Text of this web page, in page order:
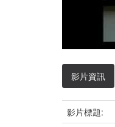
影片資訊
影片標題: